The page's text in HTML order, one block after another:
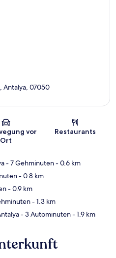
Karte
Antalya, 07050
vor
Ort
Restaurants
- 7 Gehminuten- 0.6 km
- 0.8 km
- 0.9 km
- 1.3 km
- 3 Autominuten- 1.9 km